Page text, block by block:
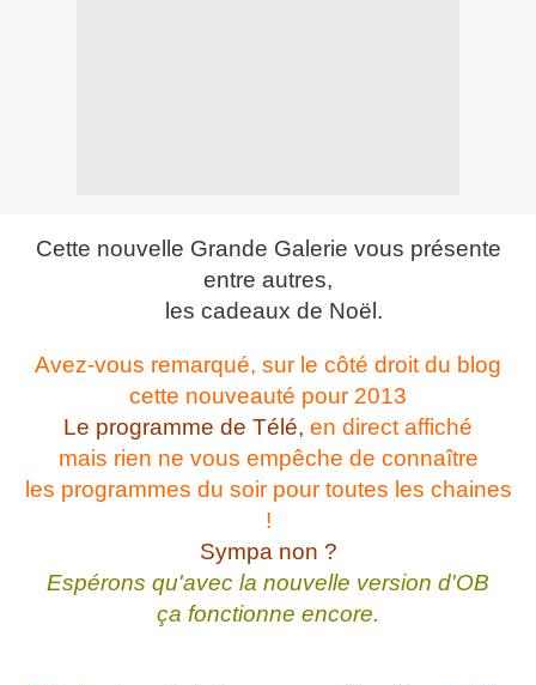
Cette nouvelle Grande Galerie vous présente
entre autres,
les cadeaux de Noël.
Avez-vous remarqué, sur le côté droit du blog
cette nouveauté pour 2013
Le programme de Télé, en direct affiché
mais rien ne vous empêche de connaître
les programmes du soir pour toutes les chaines
!
Sympa non ?
Espérons qu'avec la nouvelle version d'OB
ça fonctionne encore.